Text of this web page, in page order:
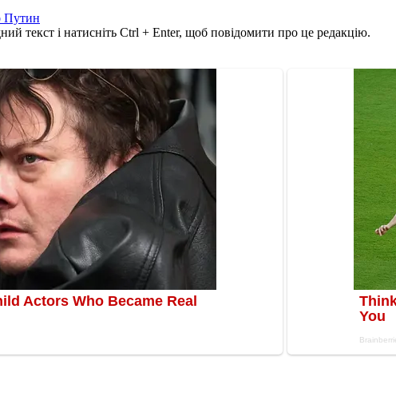
Путин
текст і натисніть Ctrl + Enter, щоб повідомити про це редакцію.